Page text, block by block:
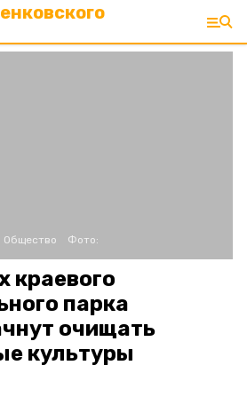
Общество Фото:
краевого
парка
очищать
культуры